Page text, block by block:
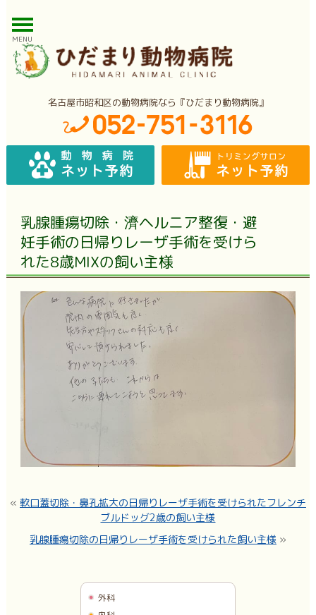
MENU
名古屋市昭和区の動物病院なら『ひだまり動物病院』
乳腺腫瘍切除・濟ヘルニア整復・避
妊手術の日帰りレーザ手術を受けら
れた8歳MIXの飼い主様
« 軟口蓋切除・鼻孔拡大の日帰りレーザ手術を受けられたフレンチ
ブルドッグ2歳の飼い主様
乳腺腫瘍切除の日帰りレーザ手術を受けられた飼い主様 »
外科